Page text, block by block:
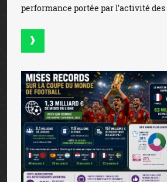
performance portée par l’activité des